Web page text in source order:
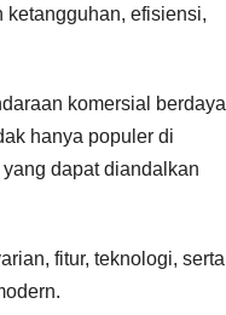
ketangguhan, efisiensi,
komersial berdaya
hanya populer di
dapat diandalkan
fitur, teknologi, serta